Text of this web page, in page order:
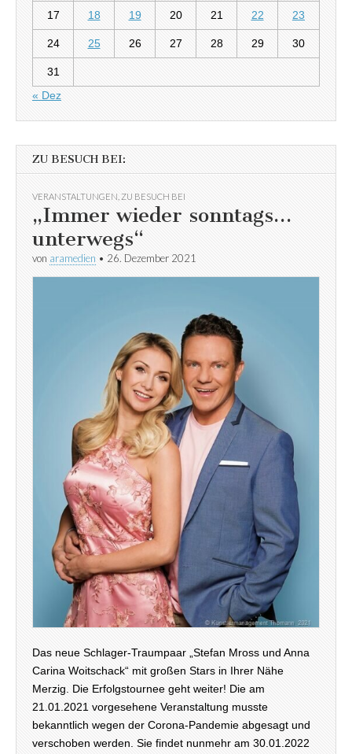
17 18 19 20 21 22 23
24 25 26 27 28 29 30
31
« Dez
ZU BESUCH BEI:
VERANSTALTUNGEN ZU BESUCH BEI
„Immer wieder sonntags…
unterwegs“
von aramedien • 26. Dezember 2021
Das neue Schlager-Traumpaar „Stefan Mross und Anna
Carina Woitschack“ mit großen Stars in Ihrer Nähe
Merzig. Die Erfolgstournee geht weiter! Die am
21.01.2021 vorgesehene Veranstaltung musste
bekanntlich wegen der Corona-Pandemie abgesagt und
verschoben werden. Sie findet nunmehr am 30.01.2022